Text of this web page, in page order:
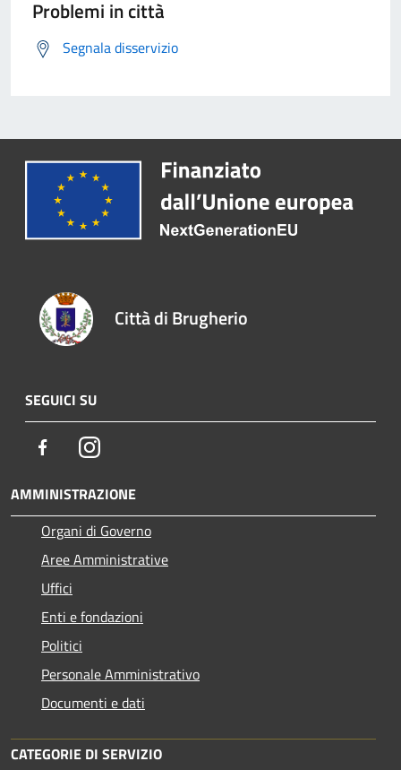
Problemi in città
Segnala disservizio
Città di Brugherio
SEGUICI SU
FacebookInstagram
AMMINISTRAZIONE
Organi di Governo
Aree Amministrative
Uffici
Enti e fondazioni
Politici
Personale Amministrativo
Documenti e dati
CATEGORIE DI SERVIZIO